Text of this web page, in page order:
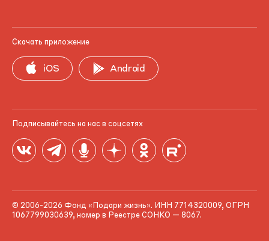
Скачать приложение
iOS Android
Подписывайтесь на нас в соцсетях
© 2006-2026 Фонд «Подари жизнь». ИНН 7714320009, ОГРН
1067799030639, номер в Реестре СОНКО — 8067.